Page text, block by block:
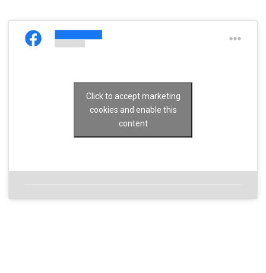
Click to accept marketing
cookies and enable this
content